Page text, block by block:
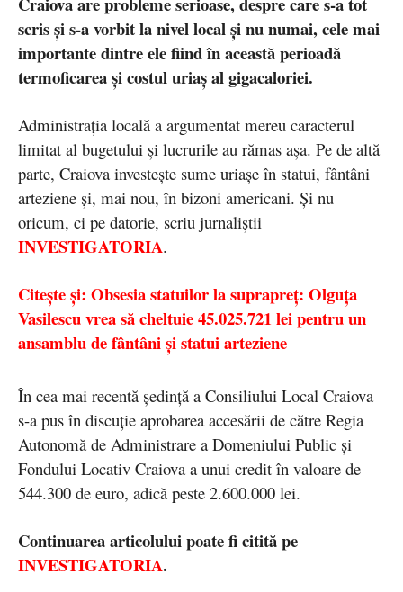
scris și s-a vorbit la nivel local și nu numai, cele mai
importante dintre ele fiind în această perioadă
termoficarea și costul uriaș al gigacaloriei.
Administrația locală a argumentat mereu caracterul
limitat al bugetului și lucrurile au rămas așa. Pe de altă
parte, Craiova investește sume uriașe în statui, fântâni
arteziene și, mai nou, în bizoni americani. Și nu
oricum, ci pe datorie, scriu jurnaliștii
INVESTIGATORIA.
Citește și: Obsesia statuilor la suprapreț: Olguța
Vasilescu vrea să cheltuie 45.025.721 lei pentru un
ansamblu de fântâni și statui arteziene
În cea mai recentă ședință a Consiliului Local Craiova
s-a pus în discuție aprobarea accesării de către Regia
Autonomă de Administrare a Domeniului Public și
Fondului Locativ Craiova a unui credit în valoare de
544.300 de euro, adică peste 2.600.000 lei.
Continuarea articolului poate fi citită pe
INVESTIGATORIA.